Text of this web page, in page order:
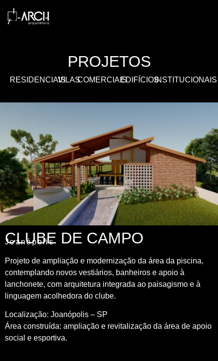
PROJETOS
RESIDENCIAISVILASCOMERCIAISEDIFÍCIOSINSTITUCIONAIS
CLUBE DE CAMPO
Joanópolis
Projeto de ampliação e modernização da área da piscina,
contemplando novos vestiários, banheiros e apoio à
lanchonete, com arquitetura integrada ao paisagismo e à
linguagem acolhedora do clube.
Localização: Joanópolis – SP
Área construída: ampliação e revitalização da área de apoio
social e esportiva.